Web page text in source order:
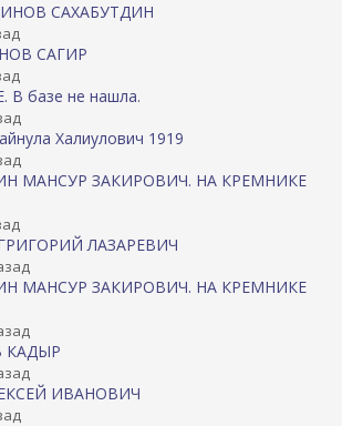
САХАБУТДИН
САГИР
В базе не нашла.
Халиулович 1919
МАНСУР ЗАКИРОВИЧ. НА КРЕМНИКЕ
ЛАЗАРЕВИЧ
МАНСУР ЗАКИРОВИЧ. НА КРЕМНИКЕ
КАДЫР
ИВАНОВИЧ